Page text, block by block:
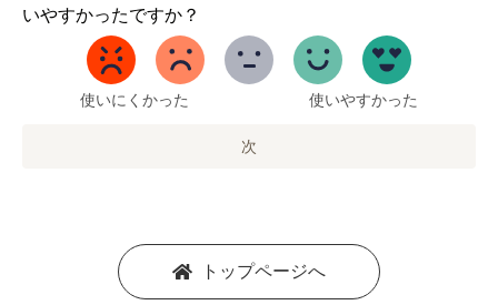
いやすかったですか？
か
使いにくかった 使いやすかった
次
トップページへ